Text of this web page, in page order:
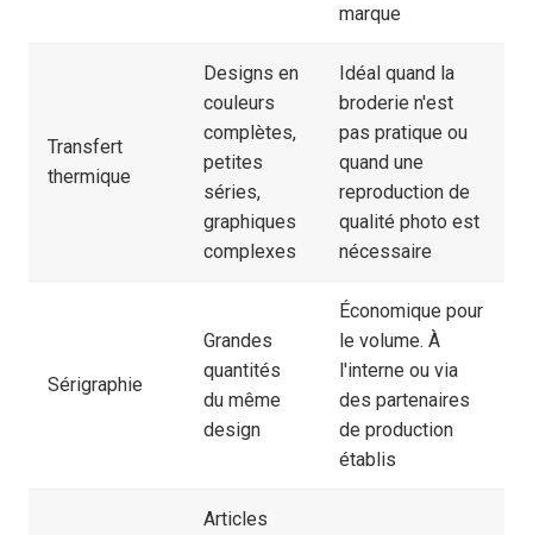
marque
Transfert
thermique
Designs en
couleurs
complètes,
petites
séries,
graphiques
complexes
Idéal quand la
broderie n'est
pas pratique ou
quand une
reproduction de
qualité photo est
nécessaire
Sérigraphie
Grandes
quantités
du même
design
Économique pour
le volume. À
l'interne ou via
des partenaires
de production
établis
Articles